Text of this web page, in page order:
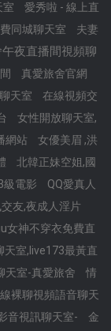
室
愛秀啦 - 線上直
同城聊天室
夫妻
夜直播間視頻聊
真愛旅舍官網
天室
在線視頻交
女性開放聊天室,
網站
女優美眉 ,洪
北韓正妹空姐,國
級電影
QQ愛真人
友,夜成人淫片
女神不穿衣免費直
天室,live173最黃直
天室-真愛旅舍
情
裸聊視頻語音聊天
音視訊聊天室- 金